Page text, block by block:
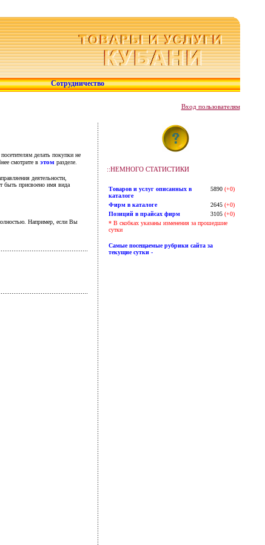
Сотрудничество
Вход пользователям
делать покупки не
смотрите в этом разделе.
деятельности,
быть присвоено имя вида
Например, если Вы
::НЕМНОГО СТАТИСТИКИ
Товаров и услуг описанных в
каталоге
5890(+0)
Фирм в каталоге 2645(+0)
Позиций в прайсах фирм
3105(+0)
* В скобках указаны изменения за прошедшие
сутки
Самые посещаемые рубрики сайта за
текущие сутки -